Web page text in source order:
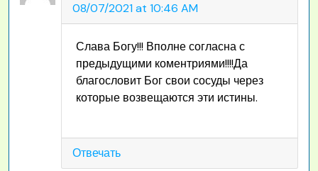
08/07/2021 at 10:46 AM
Слава Богу!!! Вполне согласна с
предыдущими коментриями!!!!Да
благословит Бог свои сосуды через
которые возвещаются эти истины.
Отвечать